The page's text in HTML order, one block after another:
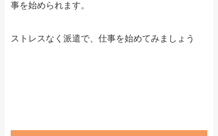
事を始められます。
ストレスなく派遣で、仕事を始めてみましょう